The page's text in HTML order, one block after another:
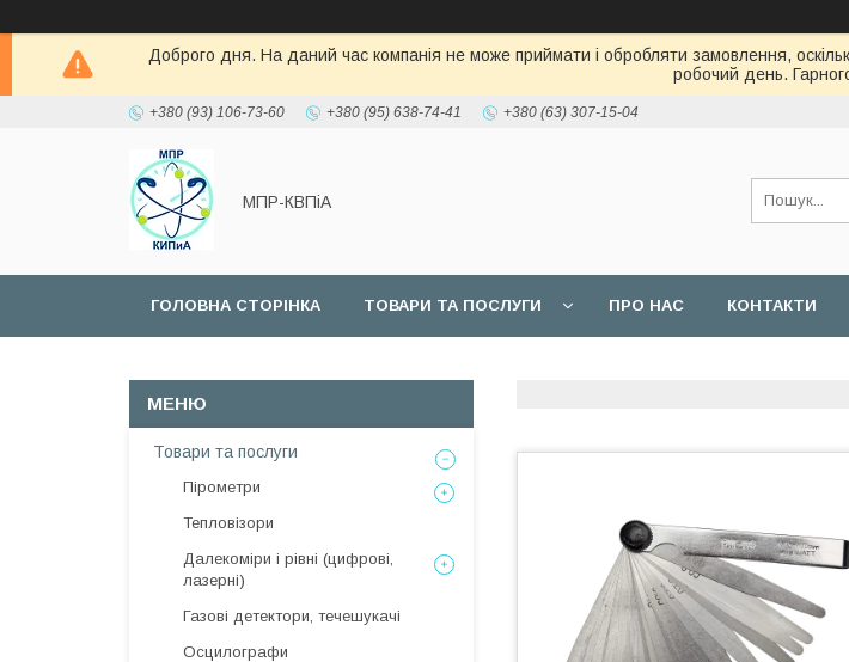
Доброго дня. На даний час компанія не може приймати і обробляти замовлення,
робочий день.
+380 (93) 106-73-60 +380 (95) 638-74-41 +380 (63) 307-15-04
МПР-КВПіА
ГОЛОВНА СТОРІНКА ТОВАРИ ТА ПОСЛУГИ ПРО НАС КОНТАКТИ
Товари та послуги
Пірометри
Тепловізори
Далекоміри і рівні (цифрові,
лазерні)
Газові детектори, течешукачі
Осцилографи